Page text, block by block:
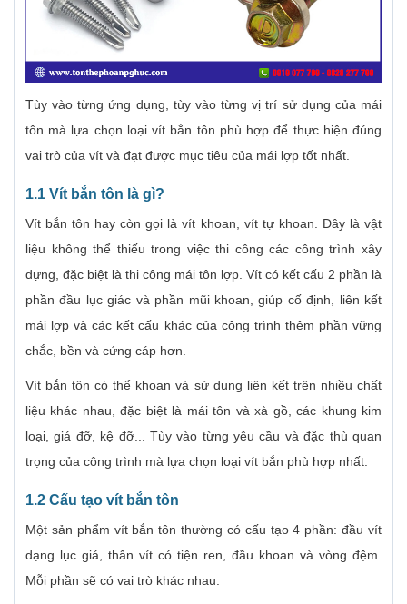
Tùy vào từng ứng dụng, tùy vào từng vị trí sử dụng của mái
tôn mà lựa chọn loại vít bắn tôn phù hợp để thực hiện đúng
vai trò của vít và đạt được mục tiêu của mái lợp tốt nhất.
1.1 Vít bắn tôn là gì?
Vít bắn tôn hay còn gọi là vít khoan, vít tự khoan. Đây là vật
liệu không thể thiếu trong việc thi công các công trình xây
dựng, đặc biệt là thi công mái tôn lợp. Vít có kết cấu 2 phần là
phần đầu lục giác và phần mũi khoan, giúp cố định, liên kết
mái lợp và các kết cấu khác của công trình thêm phần vững
chắc, bền và cứng cáp hơn.
Vít bắn tôn có thể khoan và sử dụng liên kết trên nhiều chất
liệu khác nhau, đặc biệt là mái tôn và xà gồ, các khung kim
loại, giá đỡ, kệ đỡ... Tùy vào từng yêu cầu và đặc thù quan
trọng của công trình mà lựa chọn loại vít bắn phù hợp nhất.
1.2 Cấu tạo vít bắn tôn
Một sản phẩm vít bắn tôn thường có cấu tạo 4 phần: đầu vít
dạng lục giá, thân vít có tiện ren, đầu khoan và vòng đệm.
Mỗi phần sẽ có vai trò khác nhau: